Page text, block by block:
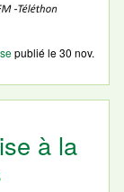
publié le30 nov.
à la